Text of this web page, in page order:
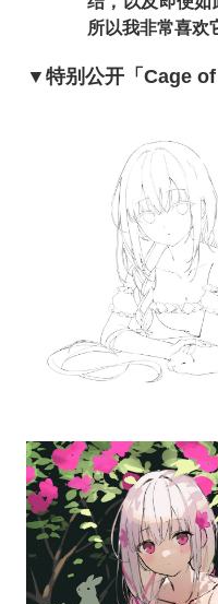
所以我非常喜欢
▼特别公开「Cage of